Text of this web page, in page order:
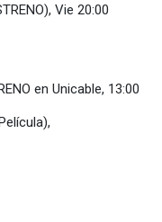
Vie 20:00
en Unicable, 13:00